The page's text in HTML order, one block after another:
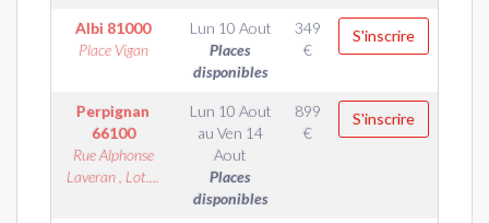
Albi 81000
Place Vigan
Lun 10 Aout
Places
disponibles
349
€
S'inscrire
Perpignan
66100
Rue Alphonse
Laveran , Lot....
Lun 10 Aout
au Ven 14
Aout
Places
disponibles
899
€
S'inscrire